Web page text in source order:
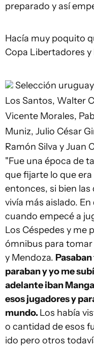
preparado y así
Hacía muy poquito
Copa Libertadores
Selección
Los Santos, Walter
Vicente Morales,
Muniz, Julio César
Ramón Silva y Juan
"Fue una época de
que fijarte lo que
entonces, si bien las
vivía más aislado.
cuando empecé a
Los Céspedes y me
ómnibus para
y Mendoza.
paraban y yo me
adelante iban
esos jugadores y
mundo. Los había
o cantidad de esos
ido pero otros